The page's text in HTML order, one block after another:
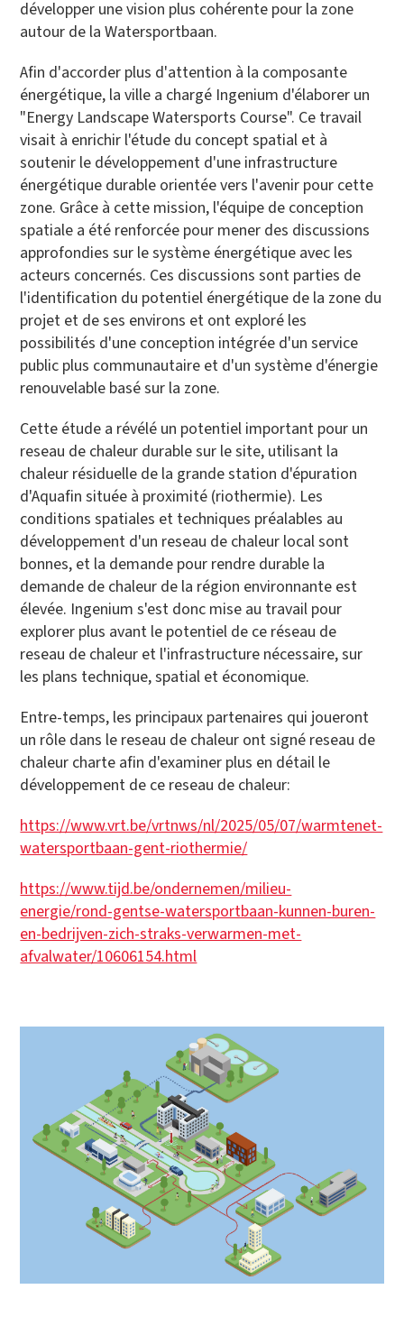
développer une vision plus cohérente pour la zone
autour de la Watersportbaan.
Afin d'accorder plus d'attention à la composante
énergétique, la ville a chargé Ingenium d'élaborer un
"Energy Landscape Watersports Course". Ce travail
visait à enrichir l'étude du concept spatial et à
soutenir le développement d'une infrastructure
énergétique durable orientée vers l'avenir pour cette
zone. Grâce à cette mission, l'équipe de conception
spatiale a été renforcée pour mener des discussions
approfondies sur le système énergétique avec les
acteurs concernés. Ces discussions sont parties de
l'identification du potentiel énergétique de la zone du
projet et de ses environs et ont exploré les
possibilités d'une conception intégrée d'un service
public plus communautaire et d'un système d'énergie
renouvelable basé sur la zone.
Cette étude a révélé un potentiel important pour un
reseau de chaleur durable sur le site, utilisant la
chaleur résiduelle de la grande station d'épuration
d'Aquafin située à proximité (riothermie). Les
conditions spatiales et techniques préalables au
développement d'un reseau de chaleur local sont
bonnes, et la demande pour rendre durable la
demande de chaleur de la région environnante est
élevée. Ingenium s'est donc mise au travail pour
explorer plus avant le potentiel de ce réseau de
reseau de chaleur et l'infrastructure nécessaire, sur
les plans technique, spatial et économique.
Entre-temps, les principaux partenaires qui joueront
un rôle dans le reseau de chaleur ont signé reseau de
chaleur charte afin d'examiner plus en détail le
développement de ce reseau de chaleur:
https://www.vrt.be/vrtnws/nl/2025/05/07/warmtenet-
watersportbaan-gent-riothermie/
https://www.tijd.be/ondernemen/milieu-
energie/rond-gentse-watersportbaan-kunnen-buren-
en-bedrijven-zich-straks-verwarmen-met-
afvalwater/10606154.html